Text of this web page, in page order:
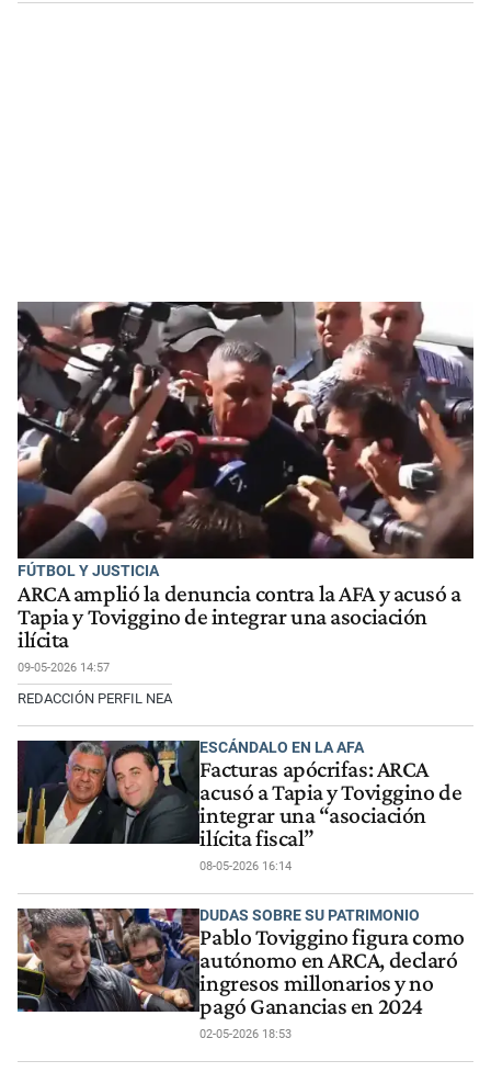
FÚTBOL Y JUSTICIA
ARCA amplió la denuncia contra la AFA y acusó a
Tapia y Toviggino de integrar una asociación
ilícita
09-05-2026 14:57
REDACCIÓN PERFIL NEA
ESCÁNDALO EN LA AFA
Facturas apócrifas: ARCA
acusó a Tapia y Toviggino de
integrar una “asociación
ilícita fiscal”
08-05-2026 16:14
DUDAS SOBRE SU PATRIMONIO
Pablo Toviggino figura como
autónomo en ARCA, declaró
ingresos millonarios y no
pagó Ganancias en 2024
02-05-2026 18:53